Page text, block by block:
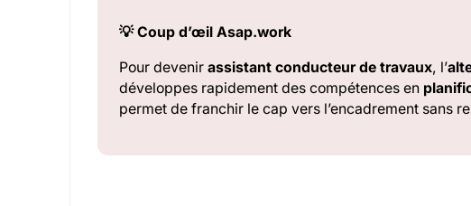
💡 Coup d’œil Asap.work
Pour devenirassistant conducteur de travaux, l’
développes rapidement des compétences en
permet de franchir le cap vers l’encadrement sans